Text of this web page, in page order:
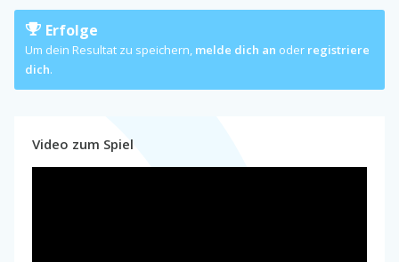
Erfolge
Um dein Resultat zu speichern, melde dich an oder registriere
dich.
Video zum Spiel